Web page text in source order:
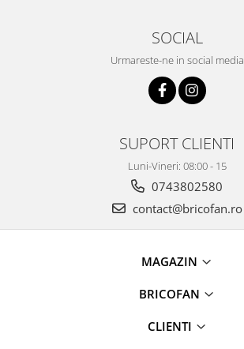
Accesorii aragaze & butelii
Prelungitoare & cabluri electrice
Coliere plastic
SOCIAL
Urmareste-ne in social media
SUPORT CLIENTI
Luni-Vineri: 08:00 - 15
0743802580
contact@bricofan.ro
MAGAZIN
BRICOFAN
CLIENTI